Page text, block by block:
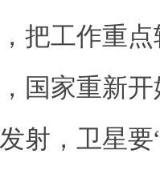
把工作重
国家重新
射，卫星